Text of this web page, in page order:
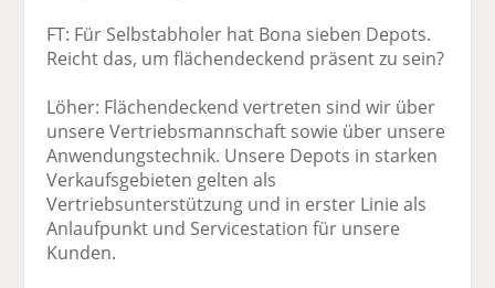
FT: Für Selbstabholer hat Bona sieben Depots.
Reicht das, um flächendeckend präsent zu sein?
Löher: Flächendeckend vertreten sind wir über
unsere Vertriebsmannschaft sowie über unsere
Anwendungstechnik. Unsere Depots in starken
Verkaufsgebieten gelten als
Vertriebsunterstützung und in erster Linie als
Anlaufpunkt und Servicestation für unsere
Kunden.